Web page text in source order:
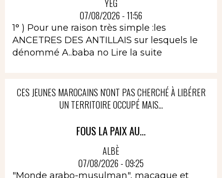
YEG
07/08/2026 - 11:56
1° ) Pour une raison très simple :les
ANCETRES DES ANTILLAIS sur lesquels le
dénommé A..baba no Lire la suite
CES JEUNES MAROCAINS N'ONT PAS CHERCHÉ À LIBÉRER
UN TERRITOIRE OCCUPÉ MAIS...
FOUS LA PAIX AU...
ALBÈ
07/08/2026 - 09:25
"Monde arabo-musulman", macaque et